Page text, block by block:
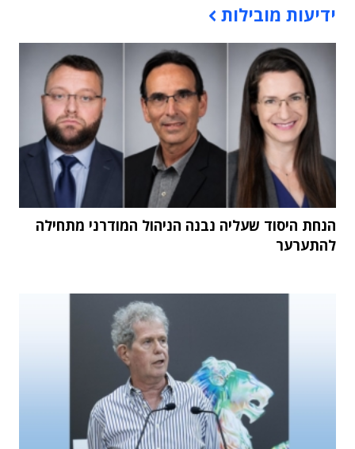
ידיעות מובילות
הנחת היסוד שעליה נבנה הניהול המודרני מתחילה
להתערער